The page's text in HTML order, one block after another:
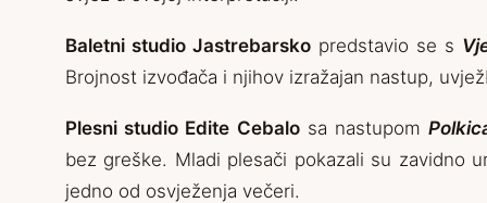
Baletni studio Jastrebarsko predstavio se s
Brojnost izvođača i njihov izražajan nastup,
Plesni studio Edite Cebalosa nastupom
bez greške. Mladi plesači pokazali su zavidno
jedno od osvježenja večeri.